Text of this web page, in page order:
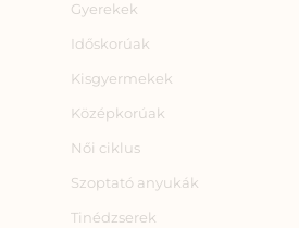
Gyerekek
Időskorúak
Kisgyermekek
Középkorúak
Női ciklus
Szoptató anyukák
Tinédzserek